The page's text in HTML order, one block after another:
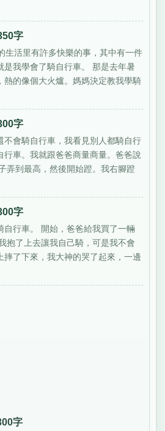
字
生活里有許多快樂的事，其中有一件
是我學會了騎自行車。 那是去年暑
熱的像個大火爐。媽媽決定教我學騎
字
不會騎自行車，我看見別人都騎自行
行車。我就跟爸爸商量商量。爸爸說
弄到最高，然後開始蹬。我右腳蹬
字
自行車。 開始，爸爸給我買了一輛
抱了上去讓我自己騎，可是我不會
摔了下來，我大神的哭了起來，一邊
字